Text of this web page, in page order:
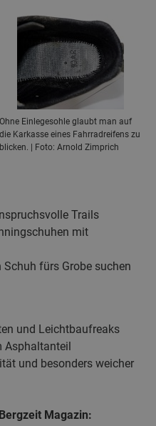
Ohne Einlegesohle glaubt man auf
die Karkasse eines Fahrradreifens zu
blicken. | Foto: Arnold Zimprich
Trails
mit
fürs Grobe suchen
und Leichtbaufreaks
Asphaltanteil
und besonders weicher
Magazin: